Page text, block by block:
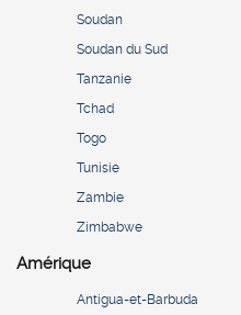
Soudan
Soudan du Sud
Tanzanie
Tchad
Togo
Tunisie
Zambie
Zimbabwe
Amérique
Antigua-et-Barbuda